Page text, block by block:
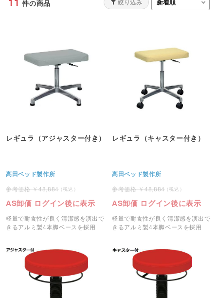
件の商品 絞り込み
レギュラ（アジャスター付き）
高田ベッド製作所
48,884
AS卸価 ログイン後に表示
軽量で耐食性が良く清潔感を演出で
きるアルミ製4本脚ベースを採用
レギュラ（キャスター付き）
高田ベッド製作所
48,884
AS卸価 ログイン後に表示
軽量で耐食性が良く清潔感を演出で
きるアルミ製4本脚ベースを採用